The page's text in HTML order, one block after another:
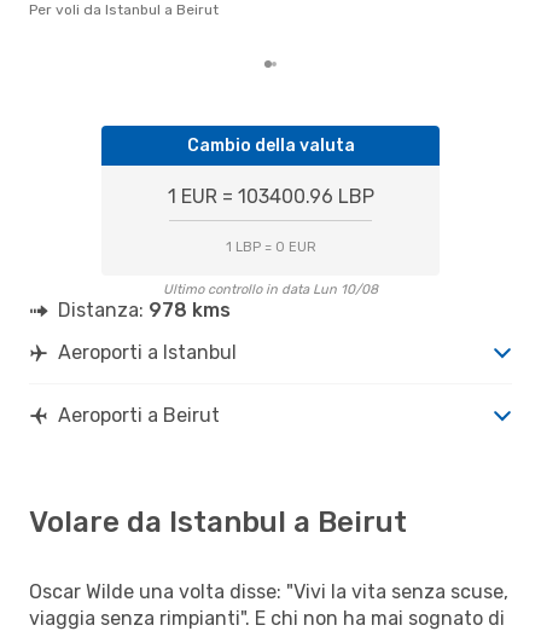
Per voli da Istanbul a Beirut
Cambio della valuta
1 EUR = 103400.96 LBP
1 LBP = 0 EUR
Ultimo controllo in data Lun 10/08
Distanza: 978 kms
Aeroporti a Istanbul
Aeroporti a Beirut
Volare da Istanbul a Beirut
Oscar Wilde una volta disse: "Vivi la vita senza scuse,
viaggia senza rimpianti". E chi non ha mai sognato di